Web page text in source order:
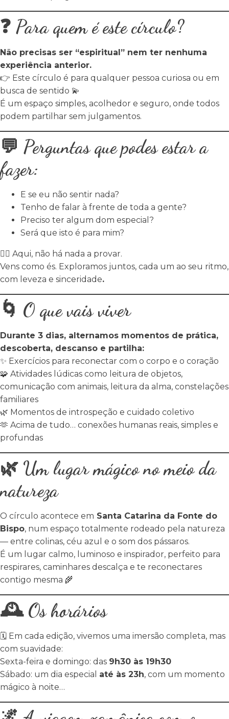
❓ Para quem é este círculo?
Não precisas ser “espiritual” nem ter nenhuma
experiência anterior.
👉 Este círculo é para qualquer pessoa curiosa ou em
busca de sentido 💫
É um espaço simples, acolhedor e seguro, onde todos
podem partilhar sem julgamentos.
💬 Perguntas que podes estar a
fazer:
E se eu não sentir nada?
Tenho de falar à frente de toda a gente?
Preciso ter algum dom especial?
Será que isto é para mim?
🧘‍♀️ Aqui, não há nada a provar.
Vens como és. Exploramos juntos, cada um ao seu ritmo,
com leveza e sinceridade.
🌀 O que vais viver
Durante 3 dias, alternamos momentos de prática,
descoberta, descanso e partilha:
✨ Exercícios para reconectar com o corpo e o coração
🧩 Atividades lúdicas como leitura de objetos,
comunicação com animais, leitura da alma, constelações
familiares
🌿 Momentos de introspeção e cuidado coletivo
🫶 Acima de tudo… conexões humanas reais, simples e
profundas
🌿 Um lugar mágico no meio da
natureza
O círculo acontece em Santa Catarina da Fonte do
Bispo, num espaço totalmente rodeado pela natureza
— entre colinas, céu azul e o som dos pássaros.
É um lugar calmo, luminoso e inspirador, perfeito para
respirares, caminhares descalça e te reconectares
contigo mesma 🌾
🕰️ Os horários
🗓 Em cada edição, vivemos uma imersão completa, mas
com suavidade:
Sexta-feira e domingo: das 9h30 às 19h30
Sábado: um dia especial até às 23h, com um momento
mágico à noite…